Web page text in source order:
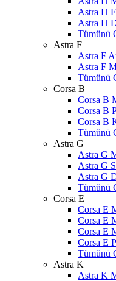
Astra H
Astra H
Tümünü
Astra F
Astra F
Astra F
Tümünü
Corsa B
Corsa B
Corsa B
Corsa B
Tümünü
Astra G
Astra G
Astra G
Astra G
Tümünü
Corsa E
Corsa E
Corsa E
Corsa E
Corsa E
Tümünü
Astra K
Astra K